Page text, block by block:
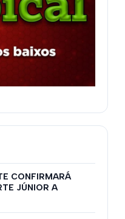
CONFIRMARÁ
JÚNIOR A